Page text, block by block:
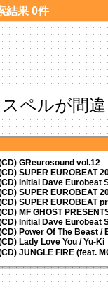
結果 0件
スペルが間
GReurosound vol.12
SUPER EUROBEAT
Initial Dave Eurobeat
SUPER EUROBEAT
SUPER EUROBEAT
MF GHOST
Initial Dave Eurobeat
Power Of The Beast /
Lady Love You / Yu-Ki
JUNGLE FIRE (feat.